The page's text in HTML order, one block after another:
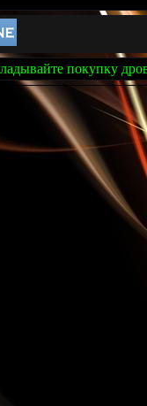
покупку